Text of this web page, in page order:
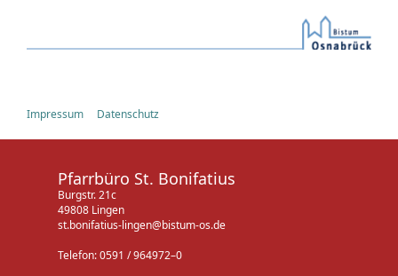
Impressum Datenschutz
Pfarrbüro St. Bonifatius
Burgstr. 21c
49808 Lingen
st.bonifatius-lingen@bistum-os.de
Telefon: 0591 / 964972–0